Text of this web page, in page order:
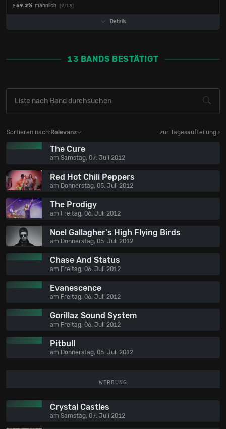
≥ 69.2% männlich [9/13]
Details
13 BANDS BESTÄTIGT
Sortieren nach: Relevanz zur Tagesaufteilung ›
The Cure
am Samstag, 07. Juli 2012
Red Hot Chili Peppers
am Donnerstag, 05. Juli 2012
The Prodigy
am Freitag, 06. Juli 2012
Noel Gallagher's High Flying Birds
am Donnerstag, 05. Juli 2012
Chase And Status
am Freitag, 06. Juli 2012
Evanescence
am Freitag, 06. Juli 2012
Gorillaz Sound System
am Freitag, 06. Juli 2012
Pitbull
am Donnerstag, 05. Juli 2012
WERBUNG
Crystal Castles
am Samstag, 07. Juli 2012